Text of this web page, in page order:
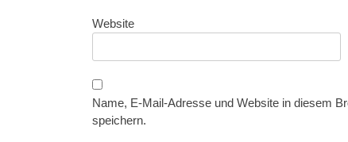
Website
Name, E-Mail-Adresse und Website in diesem
speichern.